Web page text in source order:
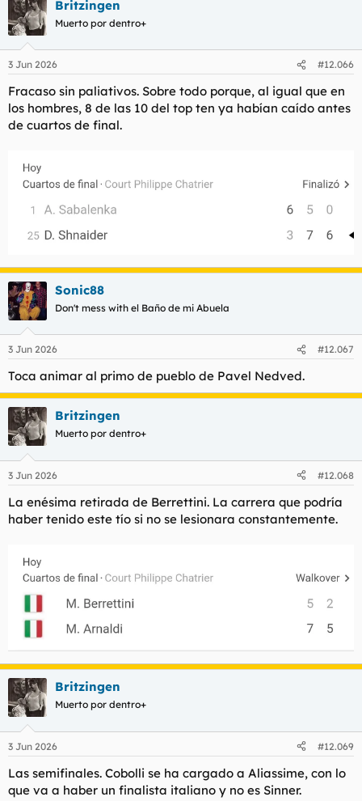
c
c
i
e
:
Britzingen
Muerto por dentro+
3 Jun 2026 #12.066
Fracaso sin paliativos. Sobre todo porque, al igual que en
los hombres, 8 de las 10 del top ten ya habían caído antes
de cuartos de final.
Sonic88
Don't mess with el Baño de mi Abuela
3 Jun 2026 #12.067
Toca animar al primo de pueblo de Pavel Nedved.
Britzingen
Muerto por dentro+
3 Jun 2026 #12.068
La enésima retirada de Berrettini. La carrera que podría
haber tenido este tío si no se lesionara constantemente.
Britzingen
Muerto por dentro+
3 Jun 2026 #12.069
Las semifinales. Cobolli se ha cargado a Aliassime, con lo
que va a haber un finalista italiano y no es Sinner.